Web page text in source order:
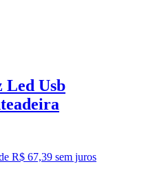
Led Usb
R$ 67,39 sem juros